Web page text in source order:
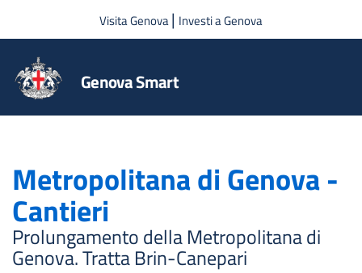
Salta al contenuto principale
Visita Genova| Investi a Genova
Genova Smart
Metropolitana di Genova -
Cantieri
Prolungamento della Metropolitana di
Genova. Tratta Brin-Canepari